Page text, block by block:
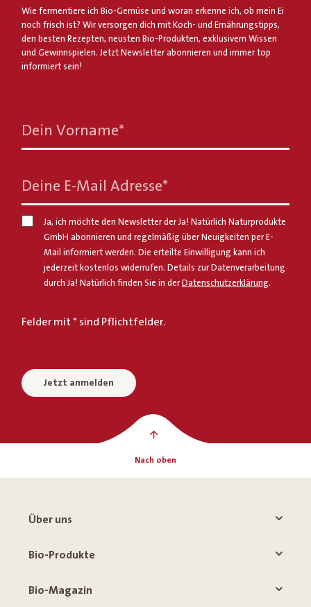
Wie fermentiere ich Bio-Gemüse und woran erkenne ich, ob mein Ei
noch frisch ist? Wir versorgen dich mit Koch- und Ernährungstipps,
den besten Rezepten, neusten Bio-Produkten, exklusivem Wissen
und Gewinnspielen. Jetzt Newsletter abonnieren und immer top
informiert sein!
Dein Vorname*
Deine E-Mail Adresse*
Ja, ich möchte den Newsletter der Ja! Natürlich Naturprodukte
GmbH abonnieren und regelmäßig über Neuigkeiten per E-
Mail informiert werden. Die erteilte Einwilligung kann ich
jederzeit kostenlos widerrufen. Details zur Datenverarbeitung
durch Ja! Natürlich finden Sie in derDatenschutzerklärung.
Felder mit * sind Pflichtfelder.
Jetzt anmelden
Nach oben
Über uns
Bio-Produkte
Bio-Magazin